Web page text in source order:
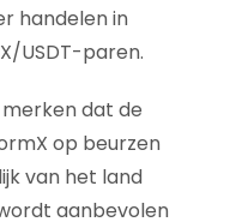
handelen in
USDT-paren.
dat de
op beurzen
van het land
aanbevolen